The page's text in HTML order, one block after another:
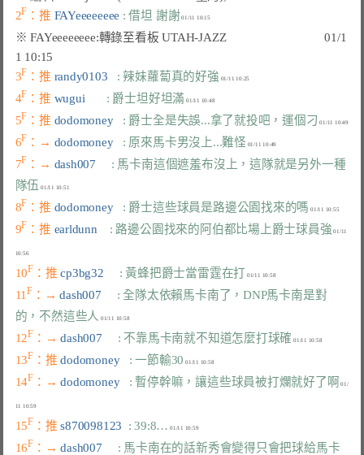
2F ：推 FAYeeeeeeee : 借坦 謝謝 01/11 10:15
※ FAYeeeeeeee:轉錄至看板 UTAH-JAZZ
                                01/1
3F ：推 randy0103 : 辣妹蘿蔔真的好強
4F ：推 wugui : 爵士坦好坦滿 01/11 10:48
5F ：推 dodomoney : 爵士全是失誤...拿了就投吧，運個刁 01/11 10:49
6F ：→ dodomoney : 原來馬卡男沒上...難怪
7F ：→ dash007 : 馬卡南這個遮羞布沒上，這隊就是另外一種
隊伍
8F ：推 dodomoney : 爵士這些球員是路邊公園找來的嗎 01/11 10:55
9F ：推 earldunn : 路邊公園找來的阿伯都比場上爵士球員強 01/11
10:56
10F ：推 cp3bg32 : 黃蜂把爵士當雷霆在打 01/11 10:58
11F ：→ dash007 : 全隊太依賴馬卡南了，DNP馬卡南是對
的，不然這些人
01/11 10:58
12F ：→ dash007 : 不靠馬卡南就不知道怎麼打球確 01/11 10:58
13F ：推 dodomoney : 一節輸30 01/11 10:58
14F ：→ dodomoney : 暫停幹嘛，讓這些球員被打爛就好了啊 01/
11 10:59
15F ：推 s870098123 : 39:8… 01/11 10:59
16F ：→ dash007 : 馬卡南在的話新秀會變得只會把球給馬卡